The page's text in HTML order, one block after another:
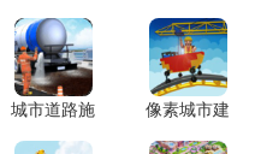
条件
输一次获取一把金钥匙!
城市道路施
工者 安卓
像素城市建
设者 安卓